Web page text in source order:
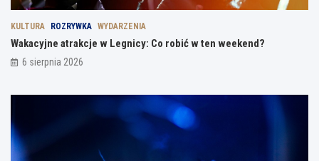
KULTURA ROZRYWKA WYDARZENIA
Wakacyjne atrakcje w Legnicy: Co robić w ten weekend?
6 sierpnia 2026